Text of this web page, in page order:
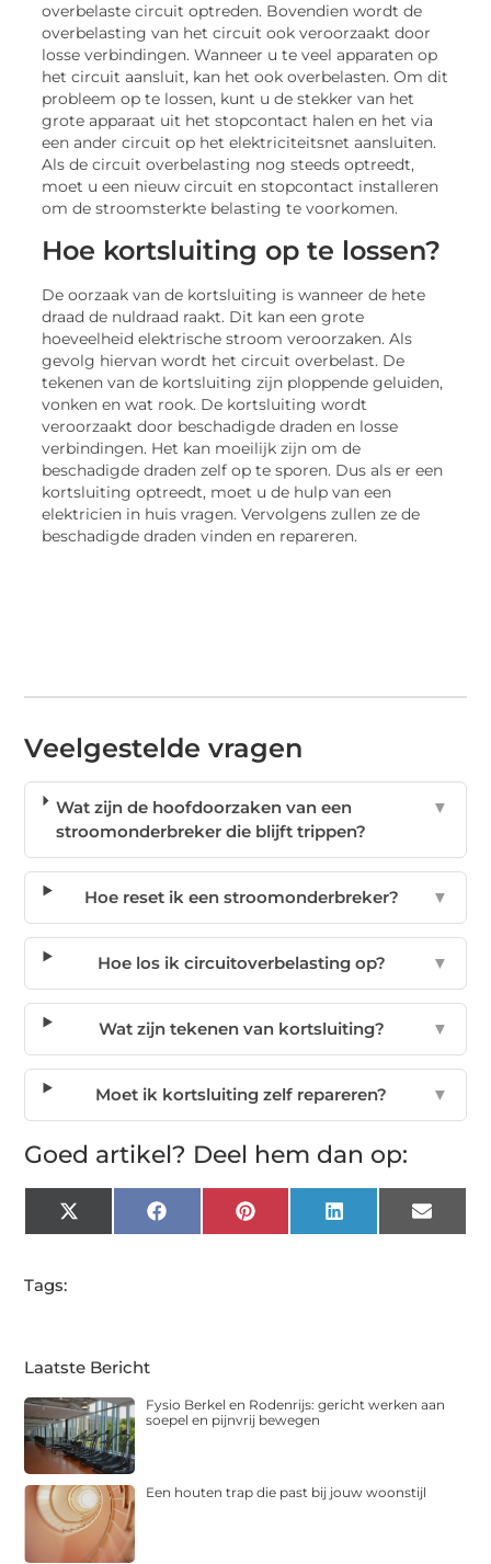
overbelaste circuit optreden. Bovendien wordt de
overbelasting van het circuit ook veroorzaakt door
losse verbindingen. Wanneer u te veel apparaten op
het circuit aansluit, kan het ook overbelasten. Om dit
probleem op te lossen, kunt u de stekker van het
grote apparaat uit het stopcontact halen en het via
een ander circuit op het elektriciteitsnet aansluiten.
Als de circuit overbelasting nog steeds optreedt,
moet u een nieuw circuit en stopcontact installeren
om de stroomsterkte belasting te voorkomen.
Hoe kortsluiting op te lossen?
De oorzaak van de kortsluiting is wanneer de hete
draad de nuldraad raakt. Dit kan een grote
hoeveelheid elektrische stroom veroorzaken. Als
gevolg hiervan wordt het circuit overbelast. De
tekenen van de kortsluiting zijn ploppende geluiden,
vonken en wat rook. De kortsluiting wordt
veroorzaakt door beschadigde draden en losse
verbindingen. Het kan moeilijk zijn om de
beschadigde draden zelf op te sporen. Dus als er een
kortsluiting optreedt, moet u de hulp van een
elektricien in huis vragen. Vervolgens zullen ze de
beschadigde draden vinden en repareren.
Veelgestelde vragen
Wat zijn de hoofdoorzaken van een
stroomonderbreker die blijft trippen?
▼
Hoe reset ik een stroomonderbreker? ▼
Hoe los ik circuitoverbelasting op? ▼
Wat zijn tekenen van kortsluiting? ▼
Moet ik kortsluiting zelf repareren? ▼
Goed artikel? Deel hem dan op:
X
(Twitter)
FacebookPinterest LinkedIn Email
Tags:
Laatste Bericht
Fysio Berkel en Rodenrijs: gericht werken aan
soepel en pijnvrij bewegen
Een houten trap die past bij jouw woonstijl